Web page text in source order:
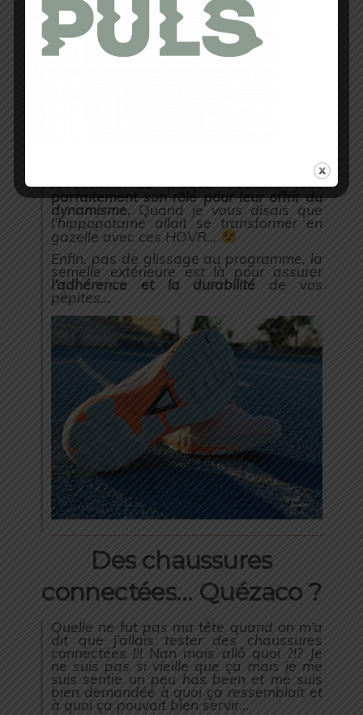
Malgré un amorti au top du top, ces
HOVR Machina n’ont pas moins de
réactivité…La plaque Pebax® joue
parfaitement son rôle pour leur offrir du
dynamisme. Quand je vous disais que
l’hippopotame allait se transformer en
gazelle avec ces HOVR…
Enfin, pas de glissage au programme, la
semelle extérieure est là pour assurer
l’adhérence et la durabilité de vos
pépites…
Des chaussures
connectées… Quézaco ?
Quelle ne fut pas ma tête quand on m’a
dit que j’allais tester des chaussures
connectées !!! Nan mais allô quoi ?!? Je
ne suis pas si vieille que ça mais je me
suis sentie un peu has been et me suis
bien demandée à quoi ça ressemblait et
à quoi ça pouvait bien servir…